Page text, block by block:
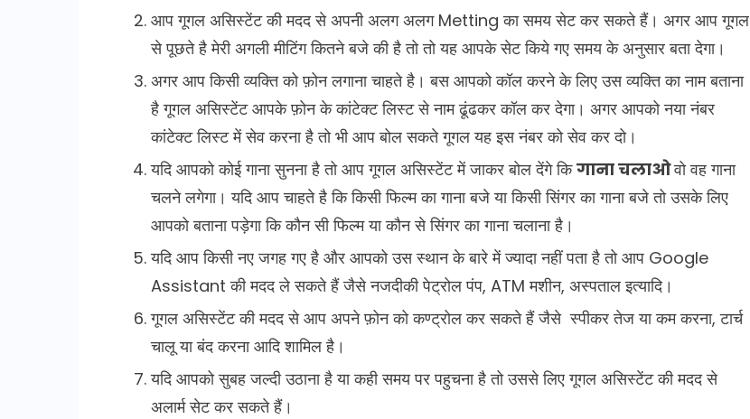
आप गूगल असिस्टेंट की मदद से अपनी अलग अलग Metting का समय सेट कर सकते हैं। अगर आप गूगल
से पूछते है मेरी अगली मीटिंग कितने बजे की है तो तो यह आपके सेट किये गए समय के अनुसार बता देगा।
अगर आप किसी व्यक्ति को फ़ोन लगाना चाहते है। बस आपको कॉल करने के लिए उस व्यक्ति का नाम बताना
है गूगल असिस्टेंट आपके फ़ोन के कांटेक्ट लिस्ट से नाम ढूंढकर कॉल कर देगा। अगर आपको नया नंबर
कांटेक्ट लिस्ट में सेव करना है तो भी आप बोल सकते गूगल यह इस नंबर को सेव कर दो।
यदि आपको कोई गाना सुनना है तो आप गूगल असिस्टेंट में जाकर बोल देंगे किगाना चलाओवो वह गाना
चलने लगेगा। यदि आप चाहते है कि किसी फिल्म का गाना बजे या किसी सिंगर का गाना बजे तो उसके लिए
आपको बताना पड़ेगा कि कौन सी फिल्म या कौन से सिंगर का गाना चलाना है।
यदि आप किसी नए जगह गए है और आपको उस स्थान के बारे में ज्यादा नहीं पता है तो आप Google
Assistant की मदद ले सकते हैं जैसे नजदीकी पेट्रोल पंप, ATM मशीन, अस्पताल इत्यादि।
गूगल असिस्टेंट की मदद से आप अपने फ़ोन को कण्ट्रोल कर सकते हैं जैसे स्पीकर तेज या कम करना, टार्च
चालू या बंद करना आदि शामिल है।
यदि आपको सुबह जल्दी उठाना है या कही समय पर पहुचना है तो उससे लिए गूगल असिस्टेंट की मदद से
अलार्म सेट कर सकते हैं।